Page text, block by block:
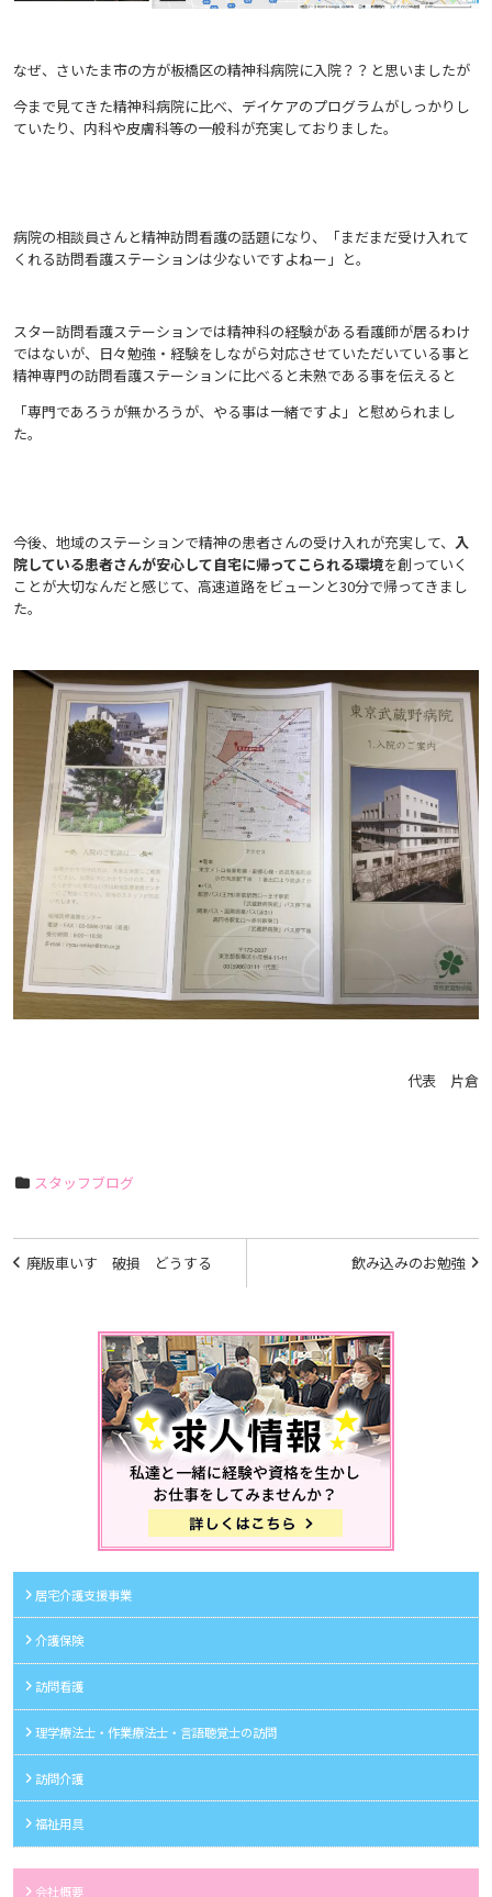
なぜ、さいたま市の方が板橋区の精神科病院に入院？？と思いましたが
今まで見てきた精神科病院に比べ、デイケアのプログラムがしっかりし
ていたり、内科や皮膚科等の一般科が充実しておりました。
病院の相談員さんと精神訪問看護の話題になり、「まだまだ受け入れて
くれる訪問看護ステーションは少ないですよねー」と。
スター訪問看護ステーションでは精神科の経験がある看護師が居るわけ
ではないが、日々勉強・経験をしながら対応させていただいている事と
精神専門の訪問看護ステーションに比べると未熟である事を伝えると
「専門であろうが無かろうが、やる事は一緒ですよ」と慰められまし
た。
今後、地域のステーションで精神の患者さんの受け入れが充実して、 入
院している患者さんが安心して自宅に帰ってこられる環境を創っていく
ことが大切なんだと感じて、高速道路をビューンと30分で帰ってきまし
た。
代表 片倉
スタッフブログ
投
飲み込みのお勉強
廃版車いす 破損 どうする
居宅介護支援事業
介護保険
訪問看護
理学療法士・作業療法士・言語聴覚士の訪問
訪問介護
福祉用具
会社概要